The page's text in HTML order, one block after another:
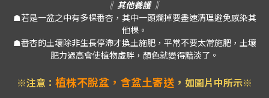
‖ 其他養護 ‖
☗若是一盆之中有多棵番杏，其中一頭爛掉要盡速清理避免感染其
他棵。
☗番杏的土壤除非生長停滯才換土施肥，平常不要太常施肥，土壤
肥力過高會使植物虛胖，顏色就變得黯淡了。
※注意： 植株不脫盆，含盆土寄送 ， 如圖片中所示※